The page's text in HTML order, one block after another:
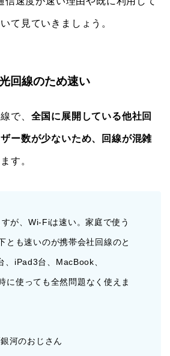
て見ていきましょう。
回線のため速い
で、 全国に展開している他社回
ー数が少ないため、回線が混雑
す。
が、Wi-Fiは速い。家庭で使う
とも速いのが携帯会社回線のと
、iPad3台、MacBook、
に使っても全然問題なく使えま
河のおじさん